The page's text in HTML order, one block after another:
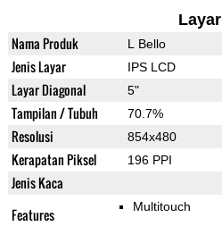
Layar
Nama Produk L Bello
Jenis Layar IPS LCD
Layar Diagonal 5"
Tampilan / Tubuh 70.7%
Resolusi 854x480
Kerapatan Piksel 196 PPI
Jenis Kaca
Features Multitouch